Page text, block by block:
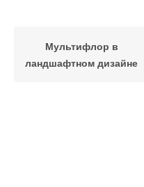
Мультифлор в
ландшафтном дизайне